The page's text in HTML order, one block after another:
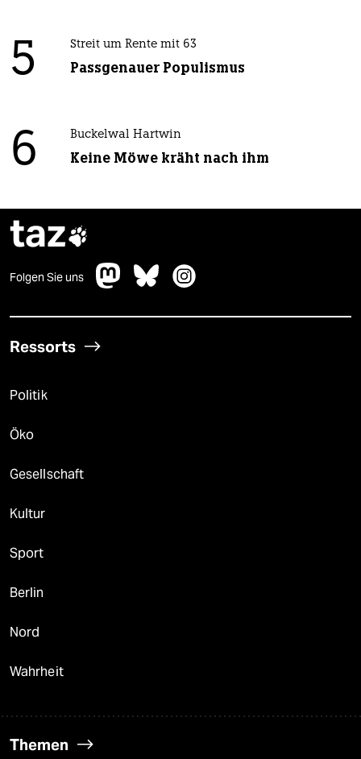
5 Streit um Rente mit 63
Passgenauer Populismus
6 Buckelwal Hartwin
Keine Möwe kräht nach ihm
taz
Folgen Sie uns
Ressorts
Politik
Öko
Gesellschaft
Kultur
Sport
Berlin
Nord
Wahrheit
Themen